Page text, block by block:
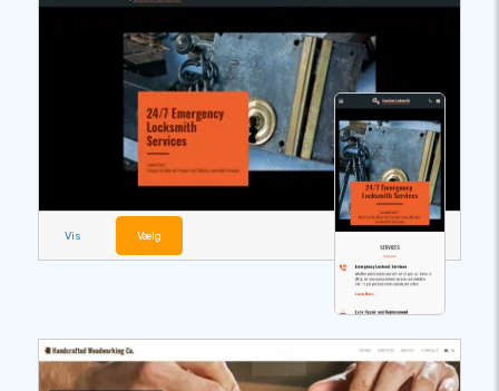
Vis Vælg